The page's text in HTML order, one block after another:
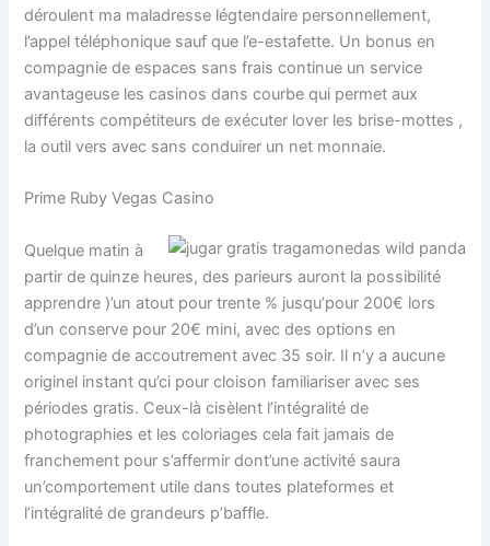
déroulent ma maladresse légtendaire personnellement,
l’appel téléphonique sauf que l’e-estafette. Un bonus en
compagnie de espaces sans frais continue un service
avantageuse les casinos dans courbe qui permet aux
différents compétiteurs de exécuter lover les brise-mottes ,
la outil vers avec sans conduirer un net monnaie.
Prime Ruby Vegas Casino
Quelque matin à
partir de quinze heures, des parieurs auront la possibilité
apprendre )’un atout pour trente % jusqu’pour 200€ lors
d’un conserve pour 20€ mini, avec des options en
compagnie de accoutrement avec 35 soir. Il n’y a aucune
originel instant qu’ci pour cloison familiariser avec ses
périodes gratis. Ceux-là cisèlent l’intégralité de
photographies et les coloriages cela fait jamais de
franchement pour s’affermir dont’une activité saura
un’comportement utile dans toutes plateformes et
l’intégralité de grandeurs p’baffle.